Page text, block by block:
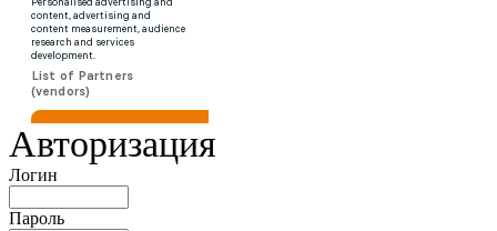
Авторизация
Логин
Пароль